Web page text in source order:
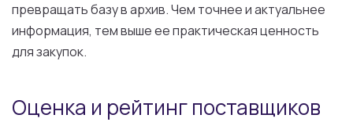
превращать базу в архив. Чем точнее и актуальнее
информация, тем выше ее практическая ценность
для закупок.
Оценка и рейтинг поставщиков